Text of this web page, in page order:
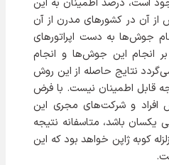
آن در کشورهای مدرن از آن
جوش‌ها به دست اپراتورهای
انجام اين جوش‌ها و انجام
نتايج حاصله از اين روش
قابل اطمينان نيست. با فرض
افراد و شركت‌هاي مجری اين
يكسان باشد، متاسفانه نتيجه
كوبه ژاپن خواهد بود که این